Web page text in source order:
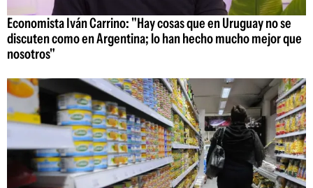
Economista Iván Carrino: "Hay cosas que en Uruguay no se
discuten como en Argentina; lo han hecho mucho mejor que
nosotros"